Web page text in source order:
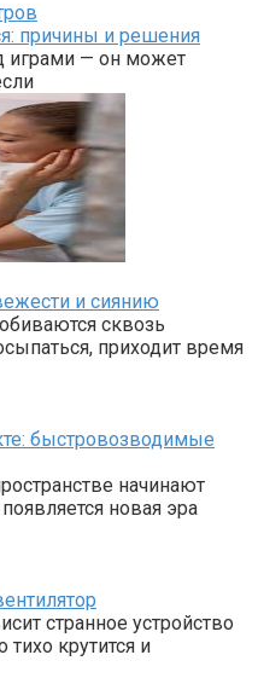
причины и решения
играми — он может
и сиянию
сквозь
приходит время
быстровозводимые
начинают
новая эра
странное устройство
крутится и